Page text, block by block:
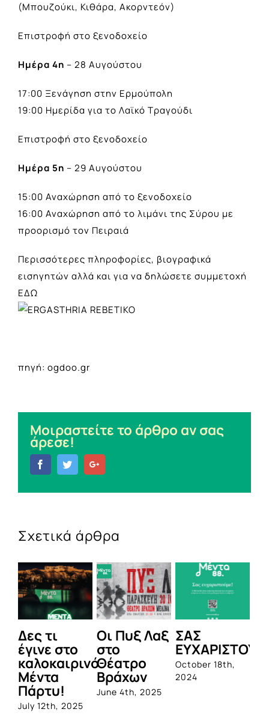
(Μπουζούκι, Κιθάρα, Ακορντεόν)
Επιστροφή στο ξενοδοχείο
Ημέρα 4η – 28 Αυγούστου
17:00 Ξενάγηση στην Ερμούπολη
19:00 Ημερίδα για το Λαϊκό Τραγούδι
Επιστροφή στο ξενοδοχείο
Ημέρα 5η – 29 Αυγούστου
15:00 Αναχώρηση από το ξενοδοχείο
16:00 Αναχώρηση από το λιμάνι της Σύρου με
προορισμό τον Πειραιά
Περισσότερες πληροφορίες, βιογραφικά
εισηγητών αλλά και για να δηλώσετε συμμετοχή
ΕΔΩ
πηγή: ogdoo.gr
Μοιραστείτε το άρθρο αν σας
άρεσε!
FacebookTwitter
Σχετικά άρθρα
Δες τι
έγινε στο
καλοκαιρινό
Μέντα
Πάρτυ!
July 12th, 2025
Οι Πυξ Λαξ
στο
Θέατρο
Βράχων
June 4th, 2025
ΣΑΣ
October 18th,
2024